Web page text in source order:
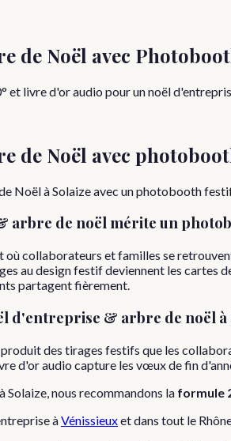
de Noël avec
livre d'or audio pour un noël
de Noël avec
Noël à Solaize avec un photobooth
arbre de noël mérite un
où collaborateurs et familles se
au design festif deviennent les
partagent fièrement.
d'entreprise & arbre de noël à
des tirages festifs que les
d'or audio capture les vœux de fin
àSolaize , nous recommandons la formule
àVénissieuxet dans tout le